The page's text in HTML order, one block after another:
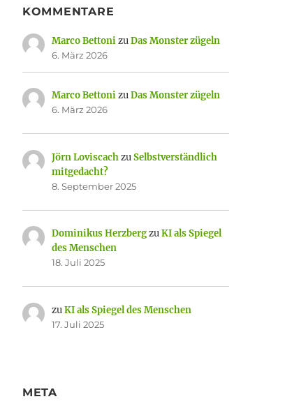
KOMMENTARE
Marco BettonizuDas Monster zügeln
6. März 2026
Marco BettonizuDas Monster zügeln
6. März 2026
Jörn LoviscachzuSelbstverständlich
mitgedacht?
8. September 2025
Dominikus HerzbergzuKI als Spiegel
des Menschen
18. Juli 2025
zuKI als Spiegel des Menschen
17. Juli 2025
META